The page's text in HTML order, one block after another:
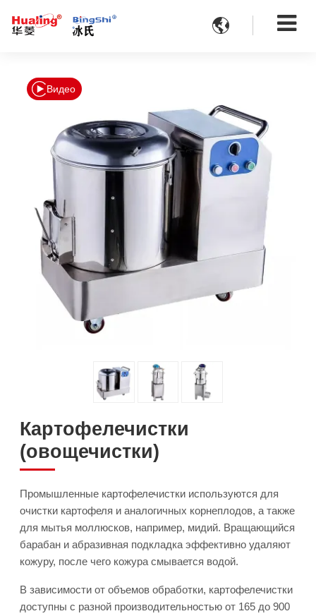

Видео
Картофелечистки
(овощечистки)
Промышленные картофелечистки используются для
очистки картофеля и аналогичных корнеплодов, а также
для мытья моллюсков, например, мидий. Вращающийся
барабан и абразивная подкладка эффективно удаляют
кожуру, после чего кожура смывается водой.
В зависимости от объемов обработки, картофелечистки
доступны с разной производительностью от 165 до 900